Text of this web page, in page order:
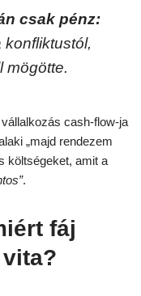
csak pénz:
mögötte.
cash-flow-ja
„majd rendezem
költségeket, amit a
.
fáj